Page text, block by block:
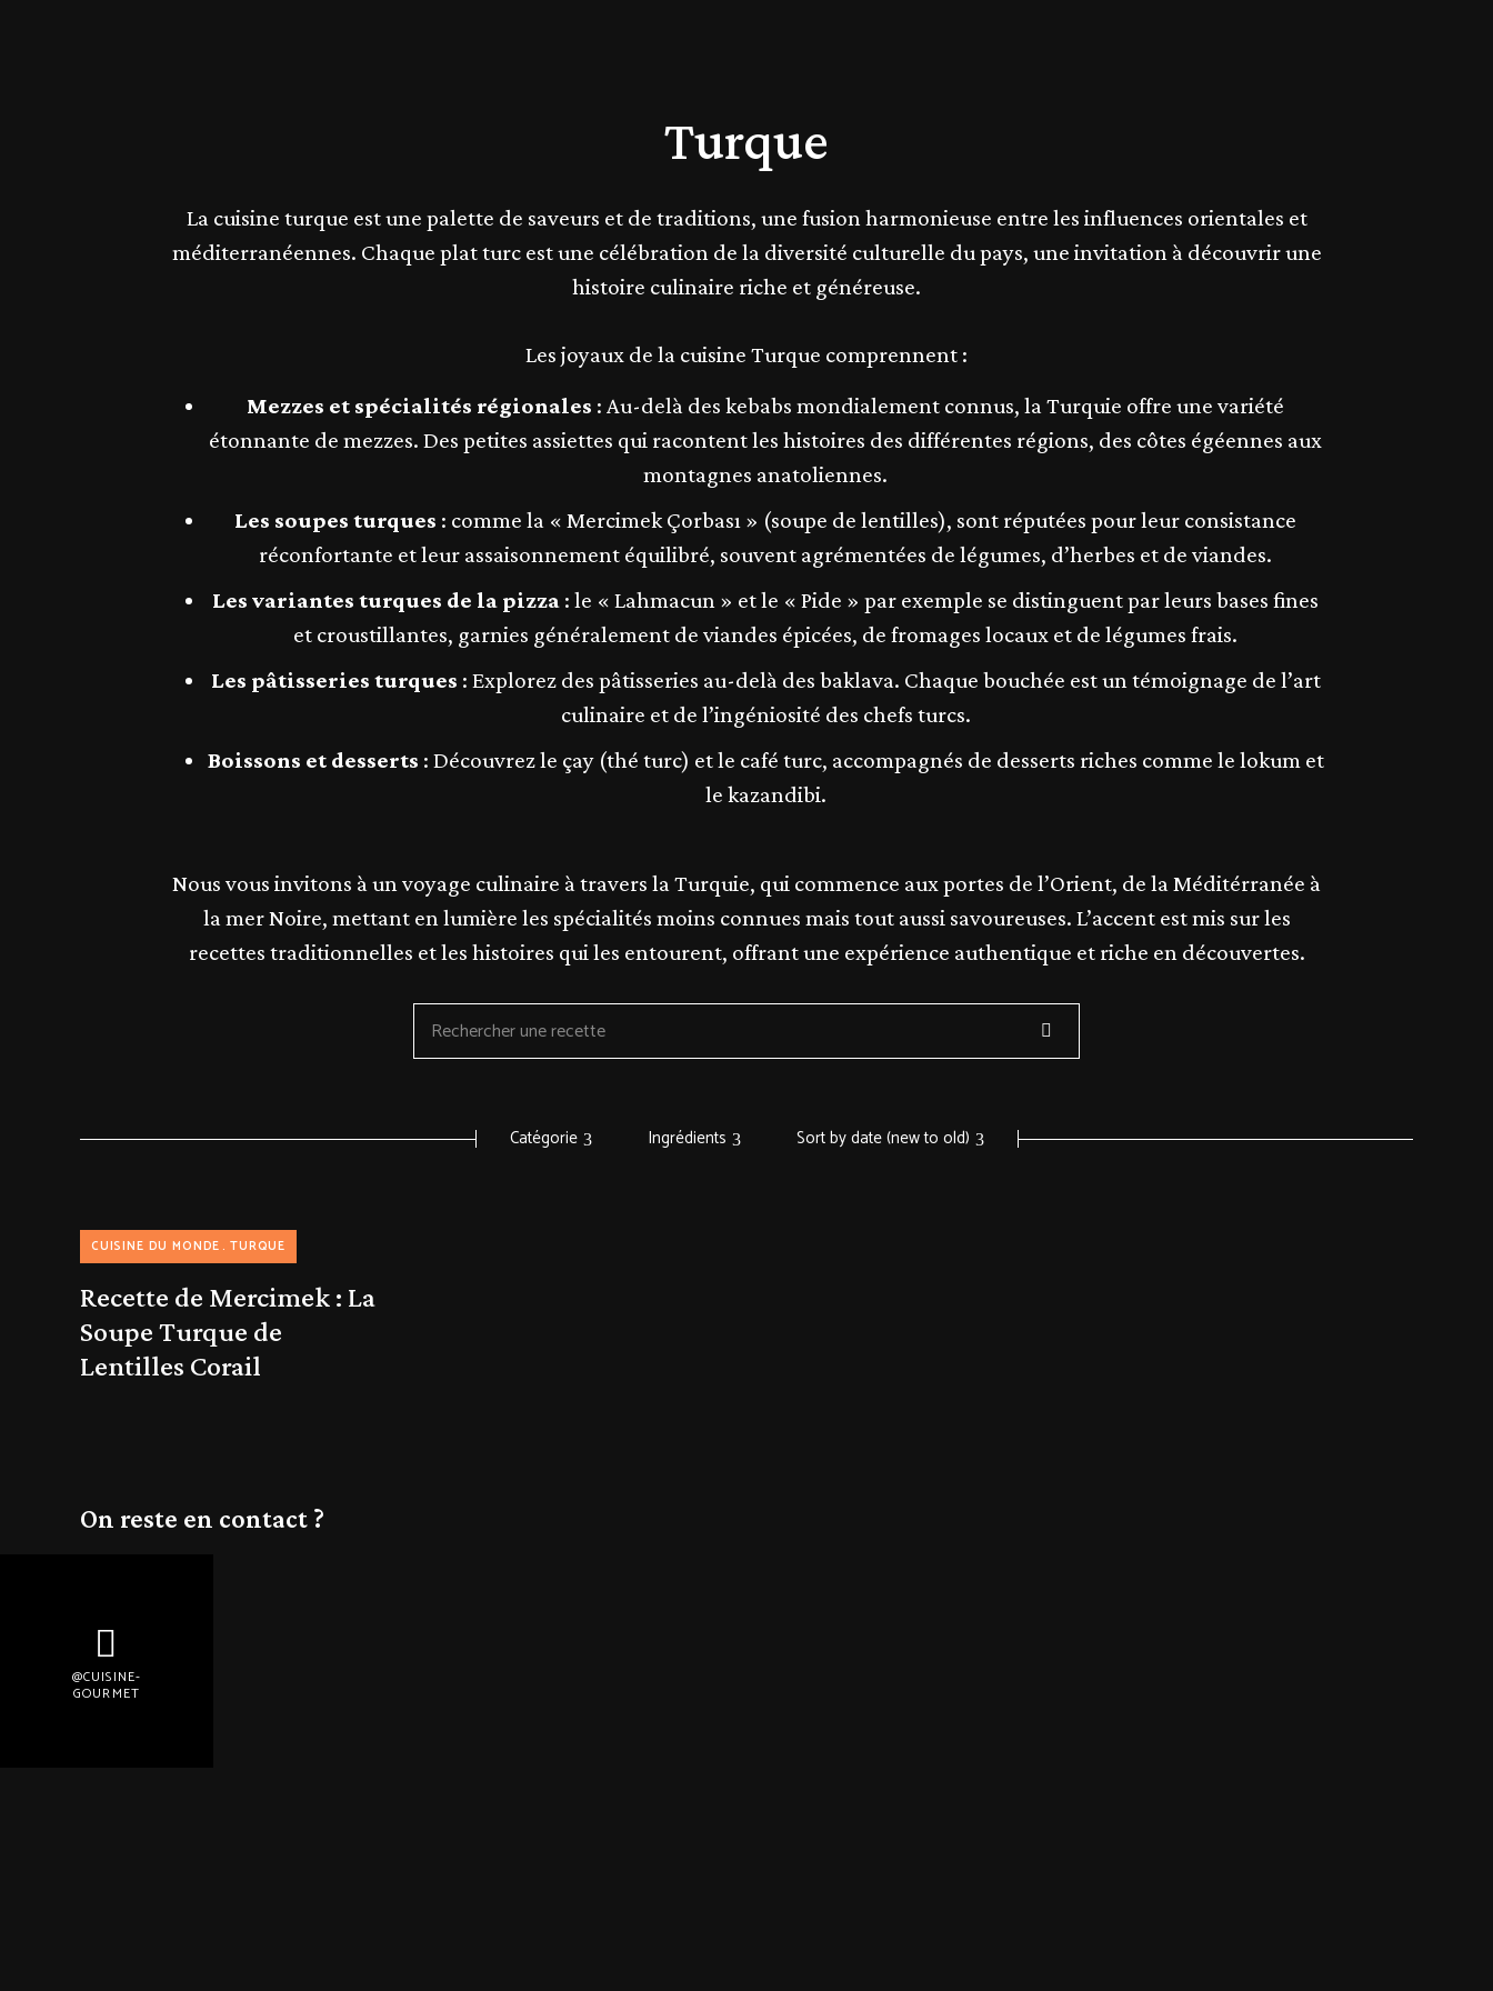
Turque
La cuisine turque est une palette de saveurs et de traditions, une fusion harmonieuse entre les influences orientales et
méditerranéennes. Chaque plat turc est une célébration de la diversité culturelle du pays, une invitation à découvrir une
histoire culinaire riche et généreuse.
Les joyaux de la cuisine Turque comprennent :
Mezzes et spécialités régionales : Au-delà des kebabs mondialement connus, la Turquie offre une variété
étonnante de mezzes. Des petites assiettes qui racontent les histoires des différentes régions, des côtes égéennes aux
montagnes anatoliennes.
Les soupes turques : comme la « Mercimek Çorbası » (soupe de lentilles), sont réputées pour leur consistance
réconfortante et leur assaisonnement équilibré, souvent agrémentées de légumes, d’herbes et de viandes.
Les variantes turques de la pizza : le « Lahmacun » et le « Pide » par exemple se distinguent par leurs bases fines
et croustillantes, garnies généralement de viandes épicées, de fromages locaux et de légumes frais.
Les pâtisseries turques : Explorez des pâtisseries au-delà des baklava. Chaque bouchée est un témoignage de l’art
culinaire et de l’ingéniosité des chefs turcs.
Boissons et desserts : Découvrez le çay (thé turc) et le café turc, accompagnés de desserts riches comme le lokum et
le kazandibi.
Nous vous invitons à un voyage culinaire à travers la Turquie, qui commence aux portes de l’Orient, de la Méditérranée à
la mer Noire, mettant en lumière les spécialités moins connues mais tout aussi savoureuses. L’accent est mis sur les
recettes traditionnelles et les histoires qui les entourent, offrant une expérience authentique et riche en découvertes.
Catégorie Ingrédients Sort by date (new to old)
CUISINE DU MONDE TURQUE
Recette de Mercimek : La
Soupe Turque de
Lentilles Corail
On reste en contact ?
@CUISINE-
GOURMET